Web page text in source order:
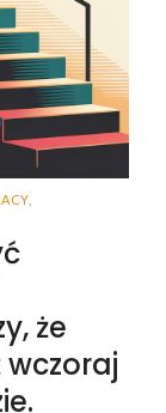
,
że